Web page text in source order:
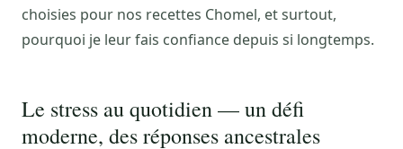
choisies pour nos recettes Chomel, et surtout,
pourquoi je leur fais confiance depuis si longtemps.
Le stress au quotidien — un défi
moderne, des réponses ancestrales